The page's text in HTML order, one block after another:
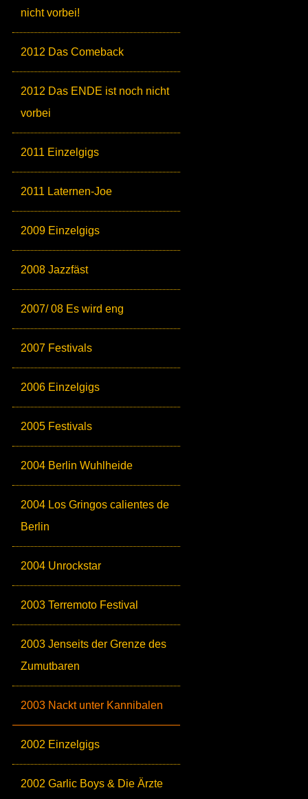
nicht vorbei!
2012 Das Comeback
2012 Das ENDE ist noch nicht
vorbei
2011 Einzelgigs
2011 Laternen-Joe
2009 Einzelgigs
2008 Jazzfäst
2007/ 08 Es wird eng
2007 Festivals
2006 Einzelgigs
2005 Festivals
2004 Berlin Wuhlheide
2004 Los Gringos calientes de
Berlin
2004 Unrockstar
2003 Terremoto Festival
2003 Jenseits der Grenze des
Zumutbaren
2003 Nackt unter Kannibalen
2002 Einzelgigs
2002 Garlic Boys & Die Ärzte